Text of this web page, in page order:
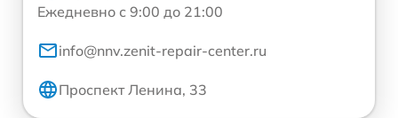
Ежедневно с 9:00 до 21:00
info@nnv.zenit-repair-center.ru
Проспект Ленина, 33